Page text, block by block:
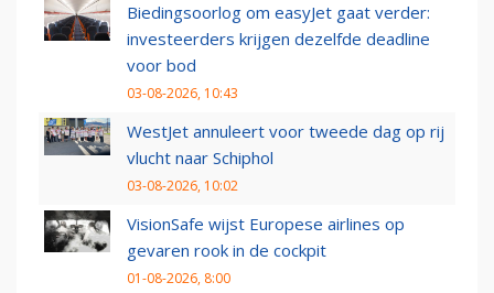
Biedingsoorlog om easyJet gaat verder:
investeerders krijgen dezelfde deadline
voor bod
03-08-2026, 10:43
WestJet annuleert voor tweede dag op rij
vlucht naar Schiphol
03-08-2026, 10:02
VisionSafe wijst Europese airlines op
gevaren rook in de cockpit
01-08-2026, 8:00